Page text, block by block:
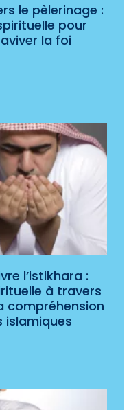
le pèlerinage :
pour
la foi
l’istikhara :
à travers
compréhension
islamiques